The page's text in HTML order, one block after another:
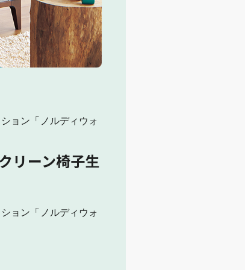
ョン「ノルディウォ
リーン椅子生
ョン「ノルディウォ